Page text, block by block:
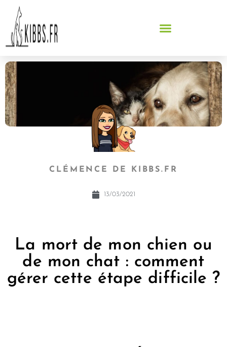
CLÉMENCE DE KIBBS.FR
13/03/2021
La mort de mon chien ou
de mon chat : comment
gérer cette étape difficile ?